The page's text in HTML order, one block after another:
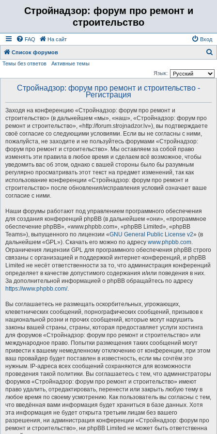
Стройнадзор: форум про ремонт и
строительство
FAQ На сайт Вход
Список форумов
Темы без ответов
Активные темы
Язык:
Стройнадзор: форум про ремонт и строительство -
Регистрация
Заходя на конференцию «Стройнадзор: форум про ремонт и
строительство» (в дальнейшем «мы», «наш», «Стройнадзор: форум про
ремонт и строительство», «http://forum.strojnadzor.lv»), вы подтверждаете
своё согласие со следующими условиями. Если вы не согласны с ними,
пожалуйста, не заходите и не пользуйтесь форумами «Стройнадзор:
форум про ремонт и строительство». Мы оставляем за собой право
изменять эти правила в любое время и сделаем всё возможное, чтобы
уведомить вас об этом, однако с вашей стороны было бы разумным
регулярно просматривать этот текст на предмет изменений, так как
использование конференции «Стройнадзор: форум про ремонт и
строительство» после обновления/исправления условий означает ваше
согласие с ними.
Наши форумы работают под управлением программного обеспечения
для создания конференций phpBB (в дальнейшем «они», «программное
обеспечение phpBB», «www.phpbb.com», «phpBB Limited», «phpBB
Teams»), выпущенного по лицензии «GNU General Public License v2» (в
дальнейшем «GPL»). Скачать его можно по адресу www.phpbb.com.
Ограничения лицензии GPL для программного обеспечения phpBB строго
связаны с организацией и поддержкой интернет-конференций, и phpBB
Limited не несёт ответственности за то, что администрация конференций
определяет в качестве допустимого содержания и/или поведения в них.
За дополнительной информацией о phpBB обращайтесь по адресу
https://www.phpbb.com/.
Вы соглашаетесь не размещать оскорбительных, угрожающих,
клеветнических сообщений, порнографических сообщений, призывов к
национальной розни и прочих сообщений, которые могут нарушить
законы вашей страны, страны, которая предоставляет услуги хостинга
для форумов «Стройнадзор: форум про ремонт и строительство» или
международное право. Попытки размещения таких сообщений могут
привести к вашему немедленному отключению от конференции, при этом
ваш провайдер будет поставлен в известность, если мы сочтём это
нужным. IP-адреса всех сообщений сохраняются для возможности
проведения такой политики. Вы соглашаетесь с тем, что администраторы
форумов «Стройнадзор: форум про ремонт и строительство» имеют
право удалить, отредактировать, перенести или закрыть любую тему в
любое время по своему усмотрению. Как пользователь вы согласны с тем,
что введённая вами информация будет храниться в базе данных. Хотя
эта информация не будет открыта третьим лицам без вашего
разрешения, ни администрация конференции «Стройнадзор: форум про
ремонт и строительство», ни phpBB Limited не может быть ответственна